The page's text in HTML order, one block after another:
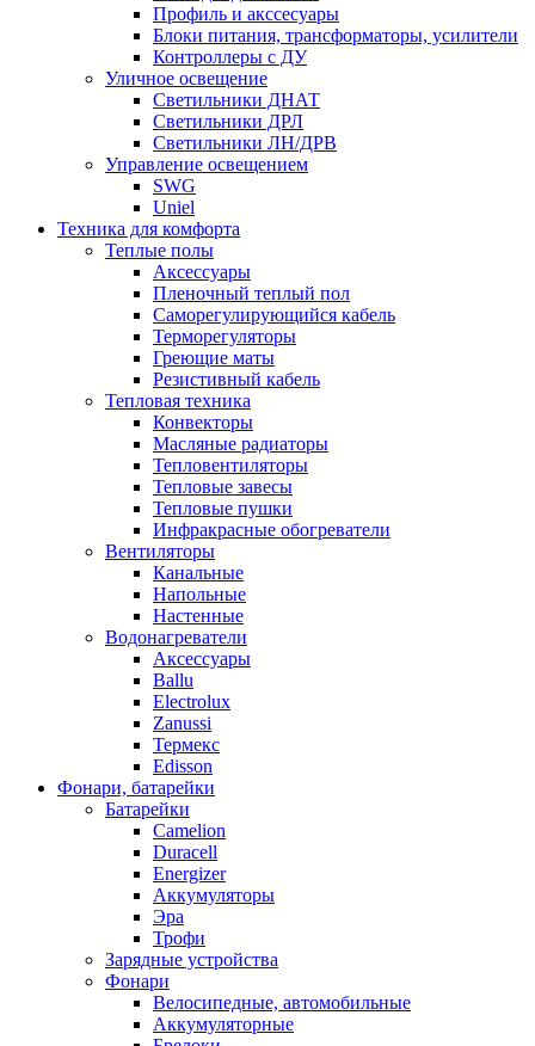
Профиль и акссесуары
Блоки питания, трансформаторы, усилители
Контроллеры с ДУ
Уличное освещение
Светильники ДНАТ
Светильники ДРЛ
Светильники ЛН/ДРВ
Управление освещением
SWG
Uniel
Техника для комфорта
Теплые полы
Аксессуары
Пленочный теплый пол
Саморегулирующийся кабель
Терморегуляторы
Греющие маты
Резистивный кабель
Тепловая техника
Конвекторы
Масляные радиаторы
Тепловентиляторы
Тепловые завесы
Тепловые пушки
Инфракрасные обогреватели
Вентиляторы
Канальные
Напольные
Настенные
Водонагреватели
Аксессуары
Ballu
Electrolux
Zanussi
Термекс
Edisson
Фонари, батарейки
Батарейки
Camelion
Duracell
Energizer
Аккумуляторы
Эра
Трофи
Зарядные устройства
Фонари
Велосипедные, автомобильные
Аккумуляторные